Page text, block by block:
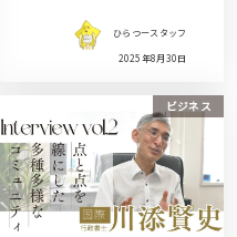
ひらつースタッフ
2025年8月30日
ビジネス